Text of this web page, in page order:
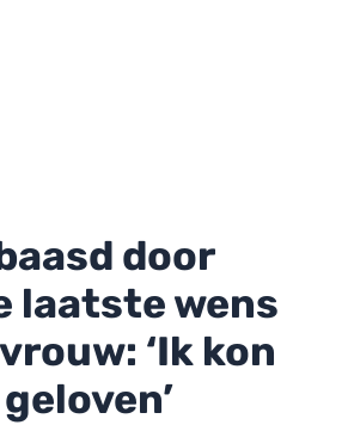
door
laatste wens
‘Ik kon